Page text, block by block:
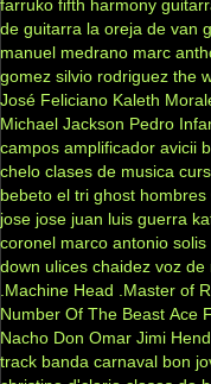
farruko fifth harmony
de guitarra la oreja de van
manuel medrano marc
gomez silvio rodriguez the
José Feliciano Kaleth
Michael Jackson Pedro
campos amplificador avicii
chelo clases de musica
bebeto el tri ghost hombres
jose jose juan luis guerra
coronel marco antonio solis
down ulices chaidez voz de
.Machine Head
.Master of
Number Of The Beast Ace
Nacho Don Omar Jimi
track banda carnaval bon